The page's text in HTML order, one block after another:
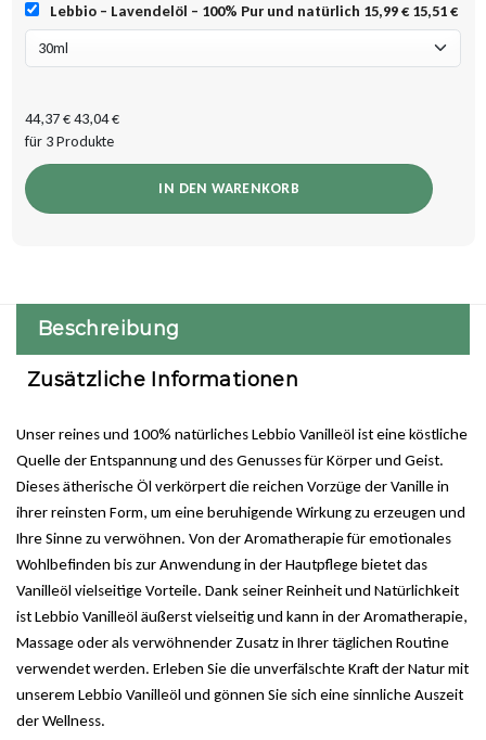
Lebbio – Lavendelöl – 100% Pur und natürlich 15,99 € 15,51 €
44,37 €43,04 €
für 3 Produkte
IN DEN WARENKORB
Beschreibung
Zusätzliche Informationen
Unser reines und 100% natürliches Lebbio Vanilleöl ist eine köstliche
Quelle der Entspannung und des Genusses für Körper und Geist.
Dieses ätherische Öl verkörpert die reichen Vorzüge der Vanille in
ihrer reinsten Form, um eine beruhigende Wirkung zu erzeugen und
Ihre Sinne zu verwöhnen. Von der Aromatherapie für emotionales
Wohlbefinden bis zur Anwendung in der Hautpflege bietet das
Vanilleöl vielseitige Vorteile. Dank seiner Reinheit und Natürlichkeit
ist Lebbio Vanilleöl äußerst vielseitig und kann in der Aromatherapie,
Massage oder als verwöhnender Zusatz in Ihrer täglichen Routine
verwendet werden. Erleben Sie die unverfälschte Kraft der Natur mit
unserem Lebbio Vanilleöl und gönnen Sie sich eine sinnliche Auszeit
der Wellness.